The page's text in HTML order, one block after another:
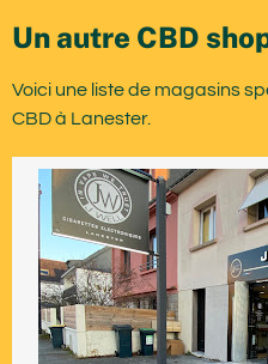
Un autre CBD
Voici une liste de magasins
CBD à Lanester.